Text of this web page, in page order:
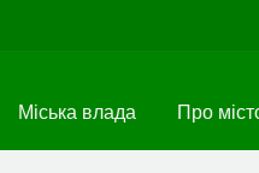
Міська влада Про